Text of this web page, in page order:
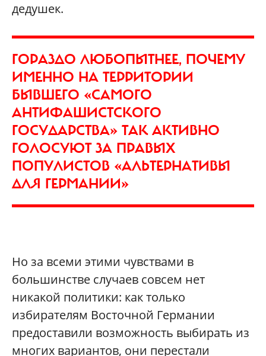
дедушек.
ГОРАЗДО ЛЮБОПЫТНЕЕ, ПОЧЕМУ
ИМЕННО НА ТЕРРИТОРИИ
БЫВШЕГО «САМОГО
АНТИФАШИСТСКОГО
ГОСУДАРСТВА» ТАК АКТИВНО
ГОЛОСУЮТ ЗА ПРАВЫХ
ПОПУЛИСТОВ «АЛЬТЕРНАТИВЫ
ДЛЯ ГЕРМАНИИ»
Но за всеми этими чувствами в
большинстве случаев совсем нет
никакой политики: как только
избирателям Восточной Германии
предоставили возможность выбирать из
многих вариантов, они перестали